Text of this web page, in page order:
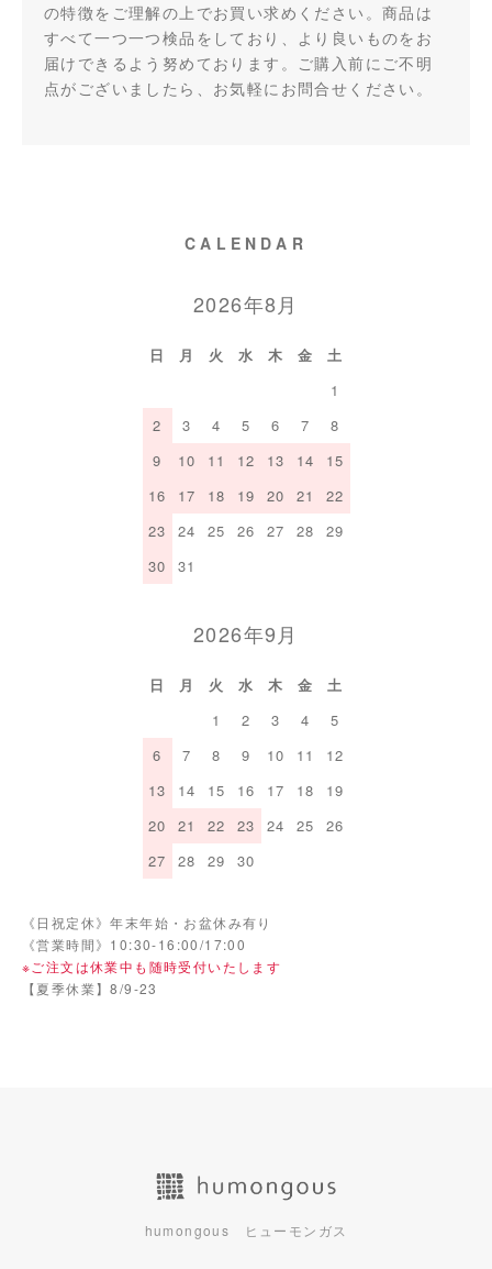
の特徴をご理解の上でお買い求めください。商品は
すべて一つ一つ検品をしており、より良いものをお
届けできるよう努めております。ご購入前にご不明
点がございましたら、お気軽にお問合せください。
CALENDAR
2026年8月
日 月 火 水 木 金
土
1
2
3 4 5 6 7
8
9
10 11 12 13 14
15
16
17 18 19 20 21
22
23
24 25 26 27 28
29
30
31
2026年9月
日 月 火 水 木 金
土
1
2 3 4
5
6
7 8 9 10 11
12
13
14 15 16 17 18
19
20
21 22 23 24 25
26
27
28 29 30
《日祝定休》年末年始・お盆休み有り
《営業時間》10:30-16:00/17:00
※ご注文は休業中も随時受付いたします
【夏季休業】8/9-23
humongous ヒューモンガス